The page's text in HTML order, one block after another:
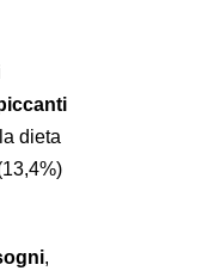
dieta
,